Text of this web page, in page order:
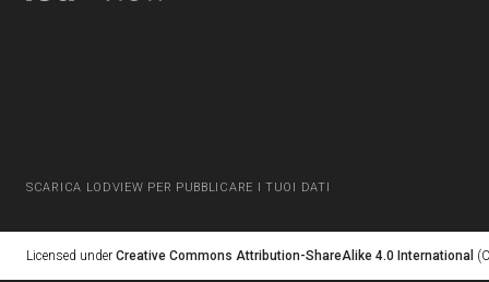
SCARICA LODVIEW PER PUBBLICARE I TUOI DATI
Licensed under Creative Commons Attribution-ShareAlike 4.0 International